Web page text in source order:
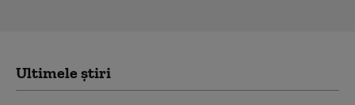
Ultimele știri